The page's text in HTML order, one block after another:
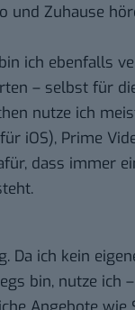
und Zuhause
ich ebenfalls
– selbst für
nutze ich
iOS), Prime
dass immer
Da ich kein
bin, nutze ich